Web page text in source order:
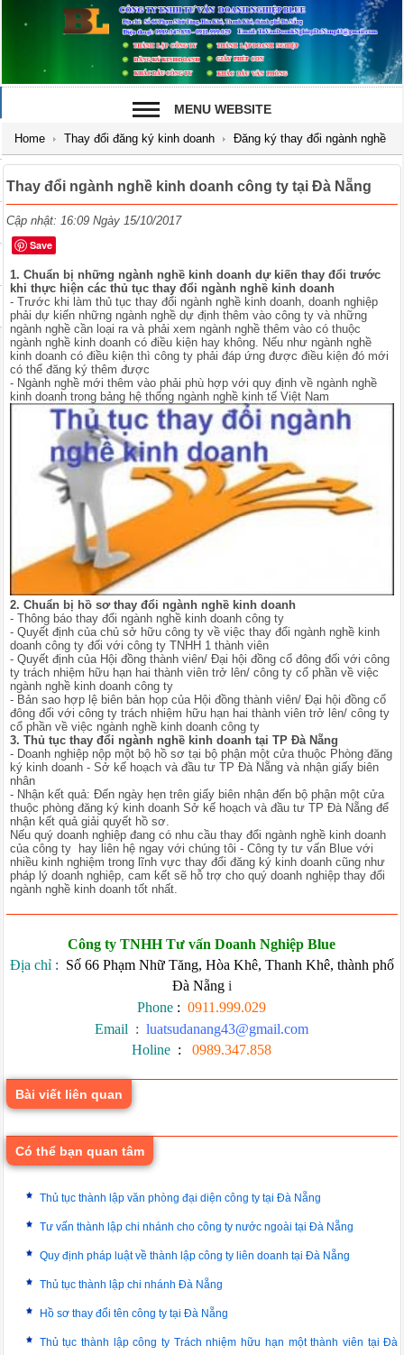
MENU WEBSITE
Home Thay đổi đăng ký kinh doanh Đăng ký thay đổi ngành nghề
Thay đổi ngành nghề kinh doanh công ty tại Đà Nẵng
Cập nhật: 16:09 Ngày 15/10/2017
Save
1. Chuẩn bị những ngành nghề kinh doanh dự kiến thay đổi trước
khi thực hiện các thủ tục thay đổi ngành nghề kinh doanh
- Trước khi làm thủ tục thay đổi ngành nghề kinh doanh, doanh nghiệp
phải dự kiến những ngành nghề dự định thêm vào công ty và những
ngành nghề cần loại ra và phải xem ngành nghề thêm vào có thuộc
ngành nghề kinh doanh có điều kiện hay không. Nếu như ngành nghề
kinh doanh có điều kiện thì công ty phải đáp ứng được điều kiện đó mới
có thể đăng ký thêm được
- Ngành nghề mới thêm vào phải phù hợp với quy định về ngành nghề
kinh doanh trong bảng hệ thống ngành nghề kinh tế Việt Nam
2. Chuẩn bị hồ sơ thay đổi ngành nghề kinh doanh
- Thông báo thay đổi ngành nghề kinh doanh công ty
- Quyết định của chủ sở hữu công ty về việc thay đổi ngành nghề kinh
doanh công ty đối với công ty TNHH 1 thành viên
- Quyết định của Hội đồng thành viên/ Đại hội đồng cổ đông đối với công
ty trách nhiệm hữu hạn hai thành viên trở lên/ công ty cổ phần về việc
ngành nghề kinh doanh công ty
- Bản sao hợp lệ biên bản họp của Hội đồng thành viên/ Đại hội đồng cổ
đông đối với công ty trách nhiệm hữu hạn hai thành viên trở lên/ công ty
cổ phần về việc ngành nghề kinh doanh công ty
3. Thủ tục thay đổi ngành nghề kinh doanh tại TP Đà Nẵng
- Doanh nghiệp nộp một bộ hồ sơ tại bộ phận một cửa thuộc Phòng đăng
ký kinh doanh - Sở kế hoạch và đầu tư TP Đà Nẵng và nhận giấy biên
nhân
- Nhận kết quả: Đến ngày hẹn trên giấy biên nhận đến bộ phận một cửa
thuộc phòng đăng ký kinh doanh Sở kế hoạch và đầu tư TP Đà Nẵng để
nhận kết quả giải quyết hồ sơ.
Nếu quý doanh nghiệp đang có nhu cầu thay đổi ngành nghề kinh doanh
của công ty hay liên hệ ngay với chúng tôi - Công ty tư vấn Blue với
nhiều kinh nghiệm trong lĩnh vực thay đổi đăng ký kinh doanh cũng như
pháp lý doanh nghiệp, cam kết sẽ hỗ trợ cho quý doanh nghiệp thay đổi
ngành nghề kinh doanh tốt nhất.
Công ty TNHH Tư vấn Doanh Nghiệp Blue
Địa chỉ: Số 66 Phạm Nhữ Tăng, Hòa Khê, Thanh Khê, thành phố
Đà Nẵng i
Phone : 0911.999.029
Email : luatsudanang43@gmail.com
Holine : 0989.347.858
Bài viết liên quan
Có thể bạn quan tâm
Thủ tục thành lập văn phòng đại diện công ty tại Đà Nẵng
Tư vấn thành lập chi nhánh cho công ty nước ngoài tại Đà Nẵng
Quy định pháp luật về thành lập công ty liên doanh tại Đà Nẵng
Thủ tục thành lập chi nhánh Đà Nẵng
Hồ sơ thay đổi tên công ty tại Đà Nẵng
Thủ tục thành lập công ty Trách nhiệm hữu hạn một thành viên tại Đà